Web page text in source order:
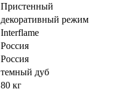
Пристенный
декоративный режим
Interflame
Россия
Россия
темный дуб
80 кг